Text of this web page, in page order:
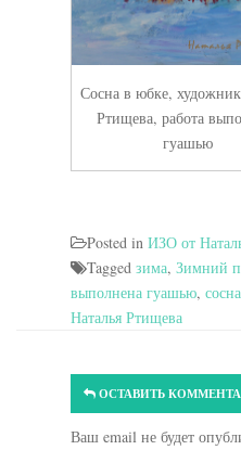
Сосна в юбке,
Ртищева, работа
гуашью
Posted in ИЗО от
Tagged зима, Зимний
выполнена гуашью, сосна
Наталья Ртищева
ОСТАВИТЬ
Ваш email не будет